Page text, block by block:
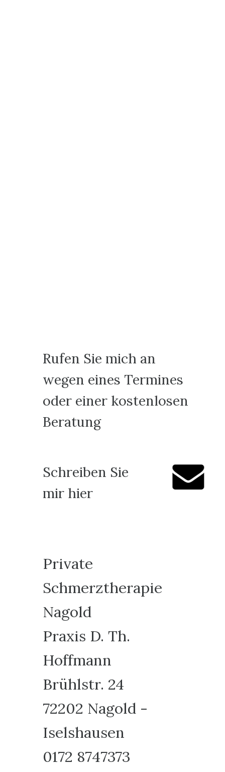
Rufen Sie mich an
wegen eines Termines
oder einer kostenlosen
Beratung
Schreiben Sie
mir hier
Private
Schmerztherapie
Nagold
Praxis D. Th.
Hoffmann
Brühlstr. 24
72202 Nagold -
Iselshausen
0172 8747373